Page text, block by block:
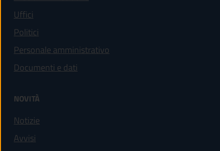
Uffici
Politici
Personale amministrativo
Documenti e dati
NOVITÀ
Notizie
Avvisi